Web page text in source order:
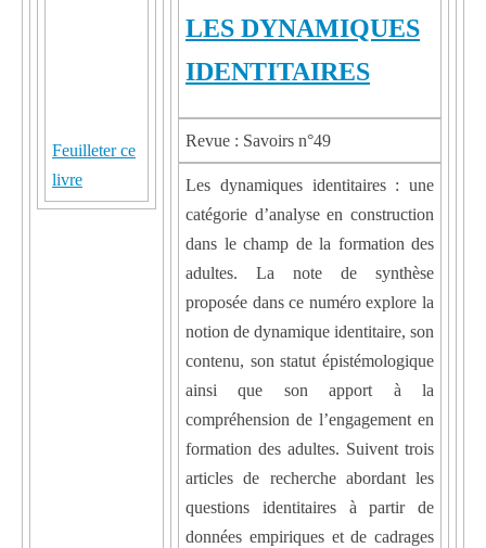
Feuilleter ce
livre
LES DYNAMIQUES
IDENTITAIRES
Revue : Savoirs n°49
Les dynamiques identitaires : une
catégorie d’analyse en construction
dans le champ de la formation des
adultes. La note de synthèse
proposée dans ce numéro explore la
notion de dynamique identitaire, son
contenu, son statut épistémologique
ainsi que son apport à la
compréhension de l’engagement en
formation des adultes. Suivent trois
articles de recherche abordant les
questions identitaires à partir de
données empiriques et de cadrages